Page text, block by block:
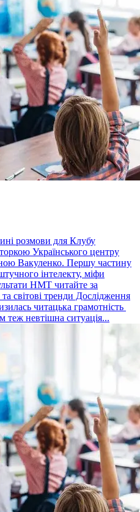
розмови для Клубу
Українського центру
Вакуленко. Першу частину
інтелекту, міфи
НМТ читайте за
світові тренди Дослідження
читацька грамотність
теж невтішна ситуація...